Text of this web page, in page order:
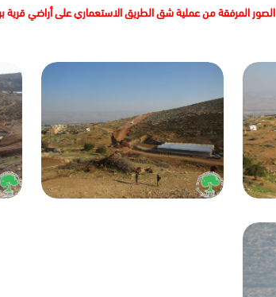
الصور المرفقة من عملية شق الطريق الاستعماري على أراضي قرية